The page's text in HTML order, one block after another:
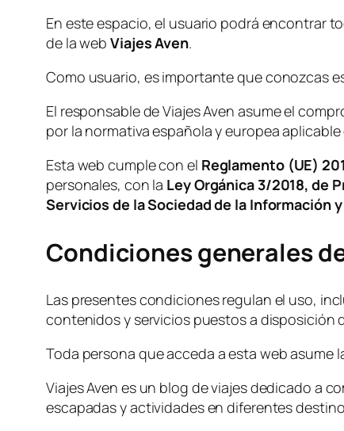
En este espacio, el usuario podrá encontrar
de la webViajes Aven.
Como usuario, es importante que conozcas
El responsable de Viajes Aven asume el
por la normativa española y europea
Esta web cumple con el Reglamento (UE)
personales, con la Ley Orgánica 3/2018, de
Servicios de la Sociedad de la Información
Condiciones generales
Las presentes condiciones regulan el uso,
contenidos y servicios puestos a disposición
Toda persona que acceda a esta web
Viajes Aven es un blog de viajes dedicado a
escapadas y actividades en diferentes